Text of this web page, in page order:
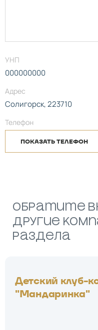
УНП
000000000
Адрес
Солигорск, 223710
Телефон
ПОКАЗАТЬ ТЕЛЕФОН
Обратите
другие
раздела
Детский клуб-
"Мандаринка"